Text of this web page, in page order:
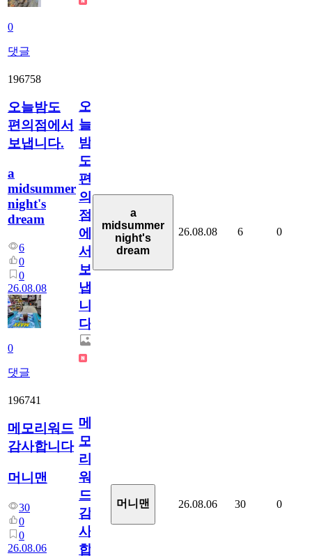
0
댓글
196758
오늘밤도
편의점에서
보냅니다.
a
midsummer
night's
dream
6
0
0
26.08.08
0
댓글
오
늘
밤
도
편
의
점
에
서
보
냅
니
다.
a
midsummer
night's
dream
26.08.08 6 0
196741
메모리워드
감사합니다
머니맨
30
0
0
26.08.06
메
모
리
워
드
감
사
합
머니맨 26.08.06 30 0